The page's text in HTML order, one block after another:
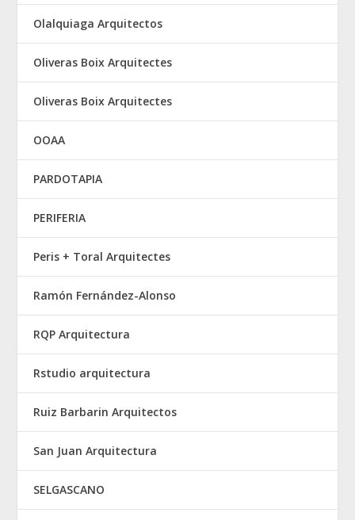
Olalquiaga Arquitectos
Oliveras Boix Arquitectes
Oliveras Boix Arquitectes
OOAA
PARDOTAPIA
PERIFERIA
Peris + Toral Arquitectes
Ramón Fernández-Alonso
RQP Arquitectura
Rstudio arquitectura
Ruiz Barbarin Arquitectos
San Juan Arquitectura
SELGASCANO